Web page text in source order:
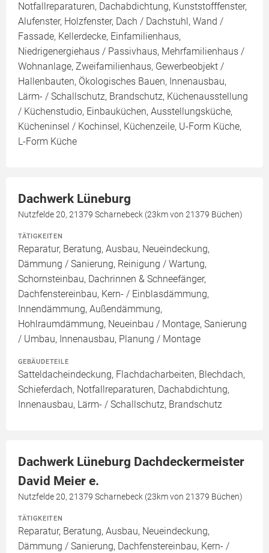
Notfallreparaturen, Dachabdichtung, Kunststofffenster,
Alufenster, Holzfenster, Dach / Dachstuhl, Wand /
Fassade, Kellerdecke, Einfamilienhaus,
Niedrigenergiehaus / Passivhaus, Mehrfamilienhaus /
Wohnanlage, Zweifamilienhaus, Gewerbeobjekt /
Hallenbauten, Ökologisches Bauen, Innenausbau,
Lärm- / Schallschutz, Brandschutz, Küchenausstellung
/ Küchenstudio, Einbauküchen, Ausstellungsküche,
Kücheninsel / Kochinsel, Küchenzeile, U-Form Küche,
L-Form Küche
Dachwerk Lüneburg
Nutzfelde 20, 21379 Scharnebeck (23km von 21379 Büchen)
TÄTIGKEITEN
Reparatur, Beratung, Ausbau, Neueindeckung,
Dämmung / Sanierung, Reinigung / Wartung,
Schornsteinbau, Dachrinnen & Schneefänger,
Dachfenstereinbau, Kern- / Einblasdämmung,
Innendämmung, Außendämmung,
Hohlraumdämmung, Neueinbau / Montage, Sanierung
/ Umbau, Innenausbau, Planung / Montage
GEBÄUDETEILE
Satteldacheindeckung, Flachdacharbeiten, Blechdach,
Schieferdach, Notfallreparaturen, Dachabdichtung,
Innenausbau, Lärm- / Schallschutz, Brandschutz
Dachwerk Lüneburg Dachdeckermeister
David Meier e.
Nutzfelde 20, 21379 Scharnebeck (23km von 21379 Büchen)
TÄTIGKEITEN
Reparatur, Beratung, Ausbau, Neueindeckung,
Dämmung / Sanierung, Dachfenstereinbau, Kern- /